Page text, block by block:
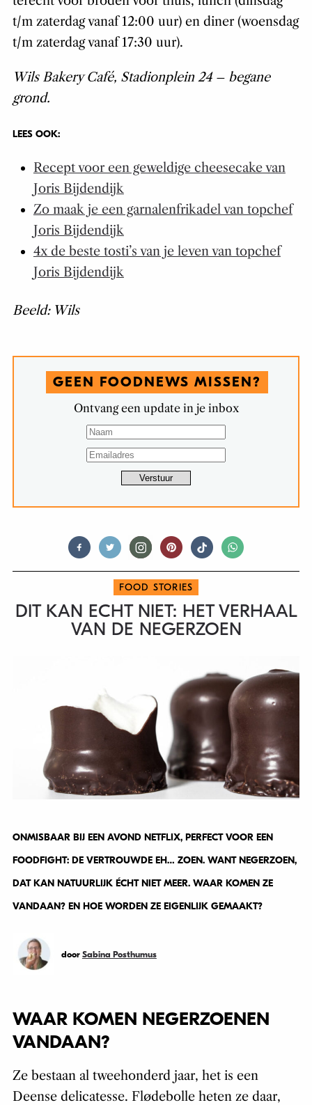
t/m zaterdag vanaf 12:00 uur) en diner (woensdag
t/m zaterdag vanaf 17:30 uur).
Wils Bakery Café, Stadionplein 24 – begane
grond.
LEES OOK:
Recept voor een geweldige cheesecake van
Joris Bijdendijk
Zo maak je een garnalenfrikadel van topchef
Joris Bijdendijk
4x de beste tosti’s van je leven van topchef
Joris Bijdendijk
Beeld: Wils
GEEN FOODNEWS MISSEN?
Ontvang een update in je inbox
FOOD STORIES
DIT KAN ECHT NIET: HET VERHAAL
VAN DE NEGERZOEN
ONMISBAAR BIJ EEN AVOND NETFLIX, PERFECT VOOR EEN
FOODFIGHT: DE VERTROUWDE EH… ZOEN. WANT NEGERZOEN,
DAT KAN NATUURLIJK ÉCHT NIET MEER. WAAR KOMEN ZE
VANDAAN? EN HOE WORDEN ZE EIGENLIJK GEMAAKT?
door Sabina Posthumus
WAAR KOMEN NEGERZOENEN
VANDAAN?
Ze bestaan al tweehonderd jaar, het is een
Deense delicatesse. Flødebolle heten ze daar,